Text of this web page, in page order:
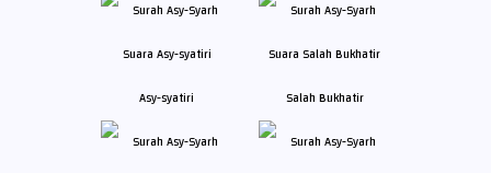
Asy-syatiri Salah Bukhatir